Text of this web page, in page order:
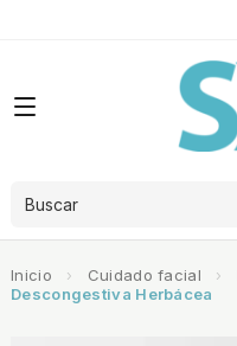
Inicio Cuidado facial
Descongestiva Herbácea